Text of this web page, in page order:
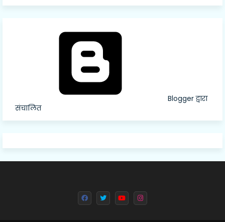
Blogger द्वारा
संचालित